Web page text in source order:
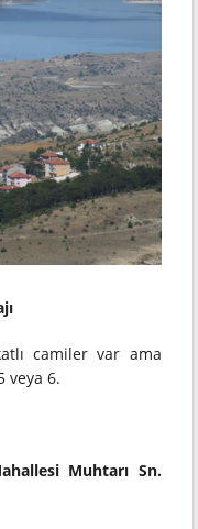
camiler var ama
veya 6.
Muhtarı Sn.